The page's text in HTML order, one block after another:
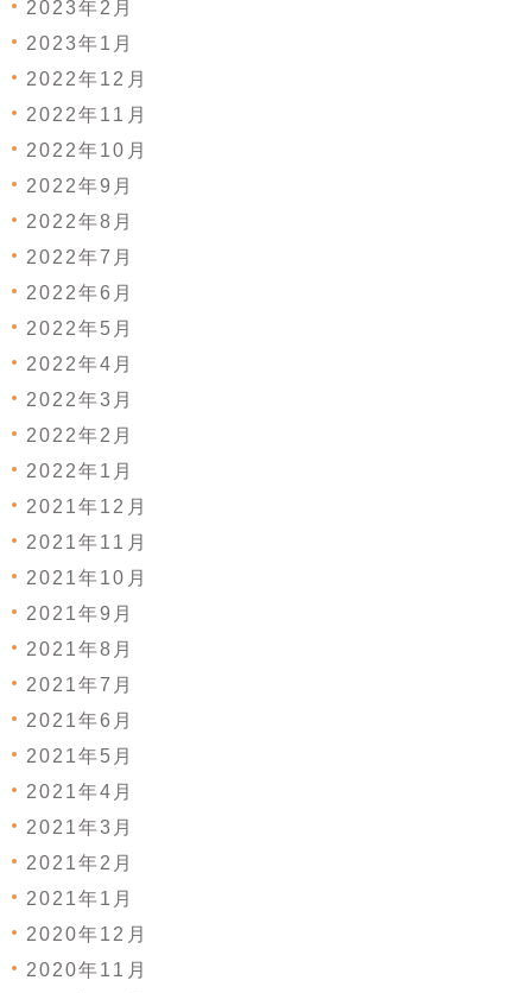
2023年2月
2023年1月
2022年12月
2022年11月
2022年10月
2022年9月
2022年8月
2022年7月
2022年6月
2022年5月
2022年4月
2022年3月
2022年2月
2022年1月
2021年12月
2021年11月
2021年10月
2021年9月
2021年8月
2021年7月
2021年6月
2021年5月
2021年4月
2021年3月
2021年2月
2021年1月
2020年12月
2020年11月